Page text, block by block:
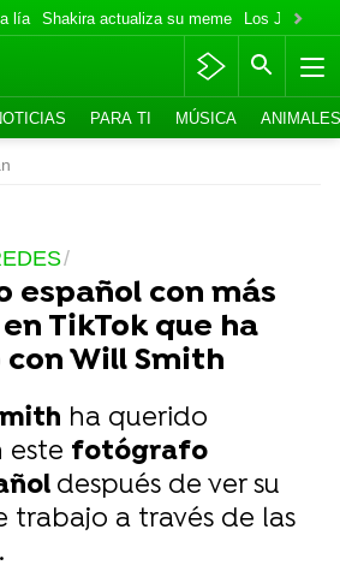
lía Shakira actualiza su meme Los Jonas
PARA TI MÚSICA ANIMALES
español con más
TikTok que ha
Will Smith
ha querido
este fotógrafo
después de ver su
trabajo a través de las